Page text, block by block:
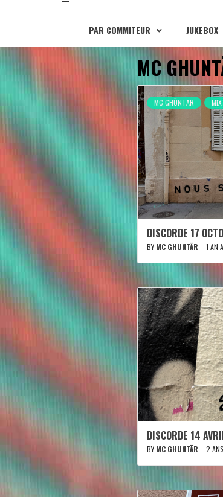
PAR COMMITEUR JUKEBOX
MC
MC GHÜNTAR
DISCORDE 17
BY MC GHUNTÄR 1 AN
DISCORDE 14
BY MC GHUNTÄR 2